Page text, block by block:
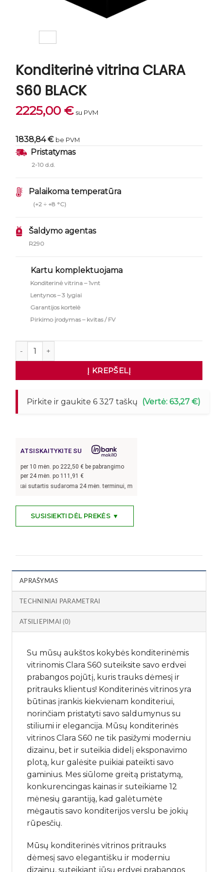
Konditerinė vitrina CLARA
S60 BLACK
2225,00 € su PVM
1838,84 € be PVM
Pristatymas
2-10 d.d.
Palaikoma temperatūra
(+2 ÷ +8 °C)
Šaldymo agentas
R290
Kartu komplektuojama
Konditerinė vitrina – 1vnt
Lentynos – 3 lygiai
Garantijos kortelė
Pirkimo įrodymas – kvitas / FV
produkto kiekis: Konditerinė vitrina CLARA S60 BLACK
Į KREPŠELĮ
Pirkite ir gaukite 6 327 taškų (Vertė: 63,27 €)
ATSISKAITYKITE SU
per 10 mėn. po 222,50 € be pabrangimo
per 24 mėn. po 111,91 €
kai sutartis sudaroma 24 mėn. terminui, metinė palūkanų norma –
SUSISIEKTI DĖL PREKĖS ▼
APRAŠYMAS
TECHNINIAI PARAMETRAI
ATSILIEPIMAI (0)
Su mūsų aukštos kokybės konditerinėmis
vitrinomis Clara S60 suteiksite savo erdvei
prabangos pojūtį, kuris trauks dėmesį ir
pritrauks klientus! Konditerinės vitrinos yra
būtinas įrankis kiekvienam konditeriui,
norinčiam pristatyti savo saldumynus su
stiliumi ir elegancija. Mūsų konditerinės
vitrinos Clara S60 ne tik pasižymi moderniu
dizainu, bet ir suteikia didelį eksponavimo
plotą, kur galėsite puikiai pateikti savo
gaminius. Mes siūlome greitą pristatymą,
konkurencingas kainas ir suteikiame 12
mėnesių garantiją, kad galėtumėte
mėgautis savo konditerijos verslu be jokių
rūpesčių.
Mūsų konditerinės vitrinos pritrauks
dėmesį savo elegantišku ir moderniu
dizainu, suteikiant jūsų erdvei prabangos